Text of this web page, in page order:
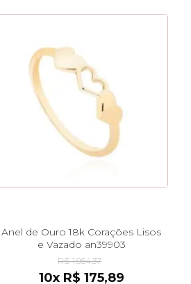
Anel de Ouro 18k Corações Lisos
e Vazado an39903
R$ 1.954,37
10x R$ 175,89